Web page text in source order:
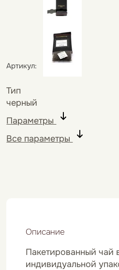
Артикул: 4971
Тип
черный
Параметры
Все параметры
Описание
Пакетированный чай
индивидуальной